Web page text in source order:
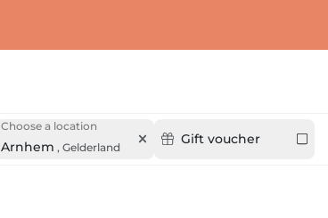
Choose a location
Arnhem , Gelderland
Gift voucher